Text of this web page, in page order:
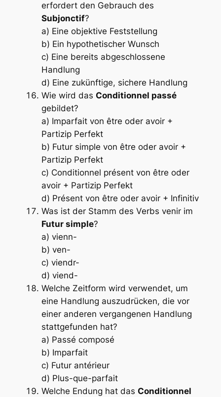
erfordert den Gebrauch des
Subjonctif?
a) Eine objektive Feststellung
b) Ein hypothetischer Wunsch
c) Eine bereits abgeschlossene
Handlung
d) Eine zukünftige, sichere Handlung
Wie wird das Conditionnel passé
gebildet?
a) Imparfait von être oder avoir+
Partizip Perfekt
b) Futur simple von être oder avoir+
Partizip Perfekt
c) Conditionnel présent von être oder
avoir+ Partizip Perfekt
d) Présent von être oder avoir+ Infinitiv
Was ist der Stamm des Verbs venirim
Futur simple?
a) vienn-
b) ven-
c) viendr-
d) viend-
Welche Zeitform wird verwendet, um
eine Handlung auszudrücken, die vor
einer anderen vergangenen Handlung
stattgefunden hat?
a) Passé composé
b) Imparfait
c) Futur antérieur
d) Plus-que-parfait
Welche Endung hat das Conditionnel